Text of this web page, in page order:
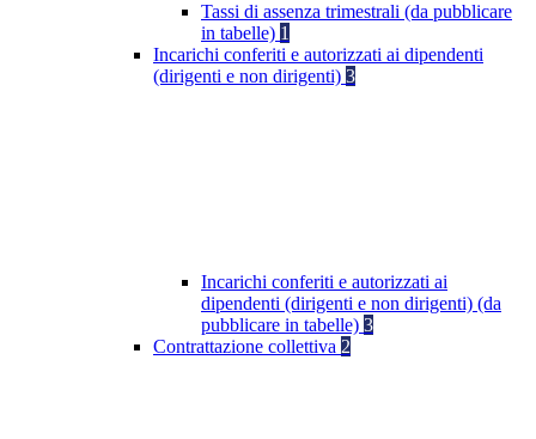
Tassi di assenza trimestrali (da pubblicare
in tabelle) 1
Incarichi conferiti e autorizzati ai dipendenti
(dirigenti e non dirigenti) 3
Incarichi conferiti e autorizzati ai
dipendenti (dirigenti e non dirigenti) (da
pubblicare in tabelle) 3
Contrattazione collettiva 2